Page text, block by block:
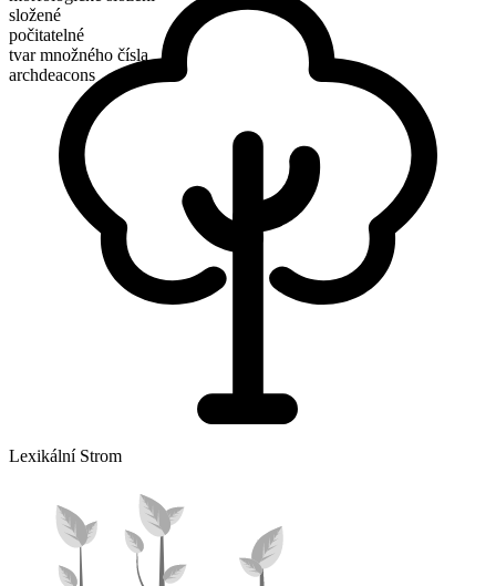
složené
počitatelné
tvar množného čísla
archdeacons
Lexikální Strom